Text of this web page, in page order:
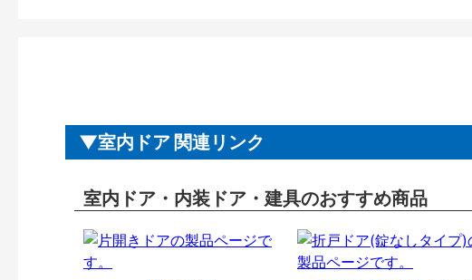
室内ドア 関連リンク
室内ドア・内装ドア・建具のおすすめ商品